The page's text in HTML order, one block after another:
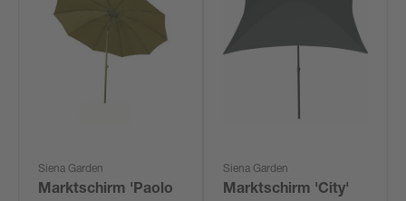
Siena Garden
Marktschirm 'Paolo
Siena Garden
Marktschirm 'City'